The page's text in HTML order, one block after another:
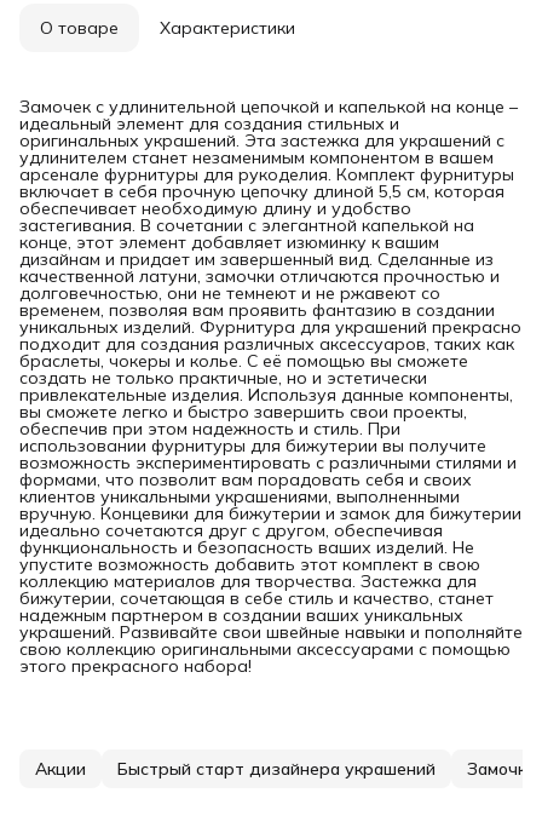
О товаре Характеристики
Замочек с удлинительной цепочкой и капелькой на конце –
идеальный элемент для создания стильных и
оригинальных украшений. Эта застежка для украшений с
удлинителем станет незаменимым компонентом в вашем
арсенале фурнитуры для рукоделия. Комплект фурнитуры
включает в себя прочную цепочку длиной 5,5 см, которая
обеспечивает необходимую длину и удобство
застегивания. В сочетании с элегантной капелькой на
конце, этот элемент добавляет изюминку к вашим
дизайнам и придает им завершенный вид. Сделанные из
качественной латуни, замочки отличаются прочностью и
долговечностью, они не темнеют и не ржавеют со
временем, позволяя вам проявить фантазию в создании
уникальных изделий. Фурнитура для украшений прекрасно
подходит для создания различных аксессуаров, таких как
браслеты, чокеры и колье. С её помощью вы сможете
создать не только практичные, но и эстетически
привлекательные изделия. Используя данные компоненты,
вы сможете легко и быстро завершить свои проекты,
обеспечив при этом надежность и стиль. При
использовании фурнитуры для бижутерии вы получите
возможность экспериментировать с различными стилями и
формами, что позволит вам порадовать себя и своих
клиентов уникальными украшениями, выполненными
вручную. Концевики для бижутерии и замок для бижутерии
идеально сочетаются друг с другом, обеспечивая
функциональность и безопасность ваших изделий. Не
упустите возможность добавить этот комплект в свою
коллекцию материалов для творчества. Застежка для
бижутерии, сочетающая в себе стиль и качество, станет
надежным партнером в создании ваших уникальных
украшений. Развивайте свои швейные навыки и пополняйте
свою коллекцию оригинальными аксессуарами с помощью
этого прекрасного набора!
Акции Быстрый старт дизайнера украшений